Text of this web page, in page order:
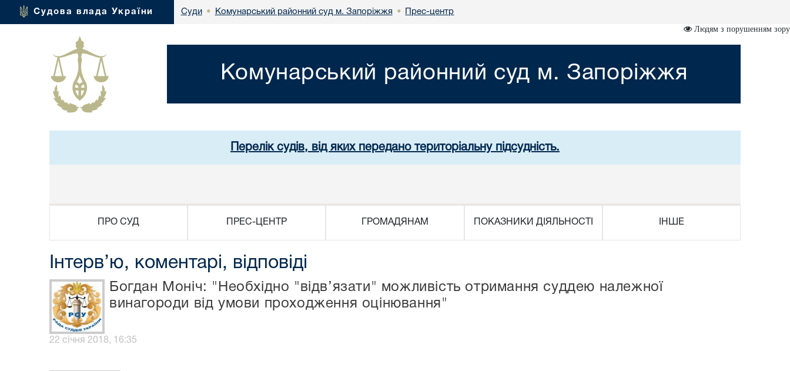
Судова влада України Суди • Комунарський районний суд м. Запоріжжя • Прес-центр
Людям з порушенням зору
Комунарський районний суд м. Запоріжжя
Перелік судів, від яких передано територіальну підсудність.
ПРО СУД ПРЕС-ЦЕНТР ГРОМАДЯНАМ ПОКАЗНИКИ ДІЯЛЬНОСТІ ІНШЕ
Інтерв’ю, коментарі, відповіді
Богдан Моніч: "Необхідно "відв’язати" можливість отримання суддею належної
винагороди від умови проходження оцінювання"
22 січня 2018, 16:35